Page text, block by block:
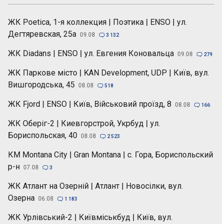
ЖК Poetica, 1-я коллекция | Поэтика | ENSO | ул.
Дегтяревская, 25а 09.08  3 132
ЖК Diadans | ENSO | ул. Евгения Коновальца 09.08  279
ЖК Паркове місто | KAN Development, UDP | Київ, вул.
Вишгородська, 45
08.08  518
ЖК Fjord | ENSO | Київ, Військовий проїзд, 8 08.08  166
ЖК Оберіг-2 | Киевгорстрой, Укрбуд | ул.
Бориспольская, 40 08.08  2 523
КМ Montana City | Gran Montana | с. Гора, Бориспольский
р-н 07.08  3
ЖК Атлант на Озерній | Атлант | Новосілки, вул.
Озерна 06.08  1 183
ЖК Урлівський-2 | Київміськбуд | Київ, вул.